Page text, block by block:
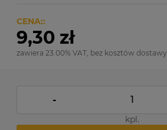
CENA::
9,30 zł
zawiera 23.00% VAT, bez kosztów dostawy
-
kpl.